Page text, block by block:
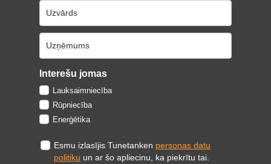
Interešu jomas
Lauksaimniecība
Rūpniecība
Enerģētika
Esmu izlasījis Tunetanken personas datu
politiku un ar šo apliecinu, ka piekrītu tai.